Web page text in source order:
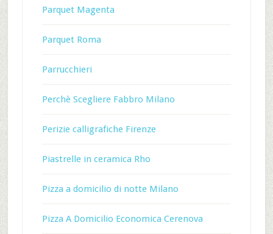
Parquet Magenta
Parquet Roma
Parrucchieri
Perchè Scegliere Fabbro Milano
Perizie calligrafiche Firenze
Piastrelle in ceramica Rho
Pizza a domicilio di notte Milano
Pizza A Domicilio Economica Cerenova